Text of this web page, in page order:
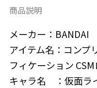
商品説明
メーカー：BANDAI
アイテム名：コンプ
フィケーション
キャラ名 ：仮面ラ